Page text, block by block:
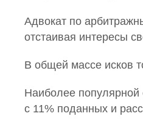
Адвокат по
отстаивая интересы
В общей массе исков
Наиболее популярной
с 11% поданных и